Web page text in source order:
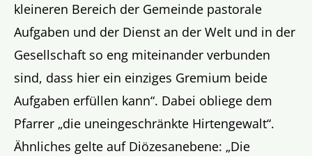
kleineren Bereich der Gemeinde pastorale
Aufgaben und der Dienst an der Welt und in der
Gesellschaft so eng miteinander verbunden
sind, dass hier ein einziges Gremium beide
Aufgaben erfüllen kann“. Dabei obliege dem
Pfarrer „die uneingeschränkte Hirtengewalt“.
Ähnliches gelte auf Diözesanebene: „Die